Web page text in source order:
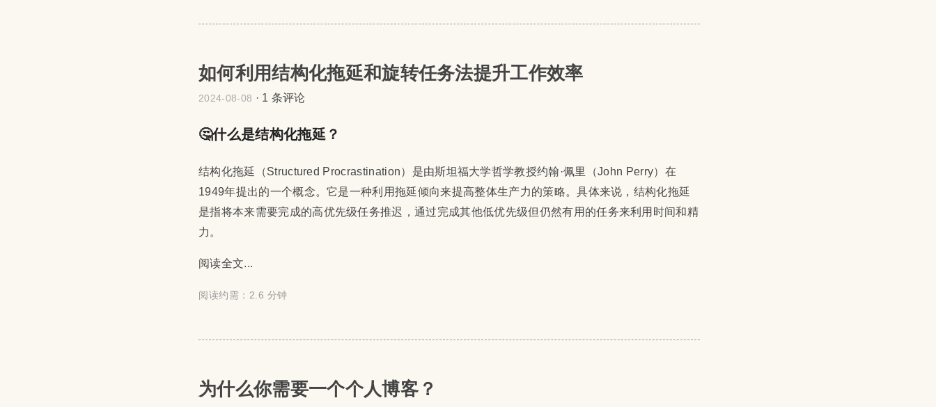
如何利用结构化拖延和旋转任务法提升工作效率
2024-08-08 · 1 条评论
🤔什么是结构化拖延？
结构化拖延（Structured Procrastination） 是由斯坦福大学哲学教授约翰·佩里（John Perry）在
1949年提出的一个概念。它是一种利用拖延倾向来提高整体生产力的策略。具体来说，结构化拖延
是指将本来需要完成的高优先级任务推迟，通过完成其他低优先级但仍然有用的任务来利用时间和精
力。
阅读全文...
阅读约需：2.6 分钟
为什么你需要一个个人博客？